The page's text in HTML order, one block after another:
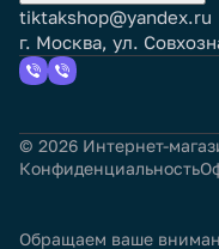
tiktakshop@yandex.ru
г. Москва, ул.
© 2026 Интернет-
Конфиденциальность
Обращаем ваше